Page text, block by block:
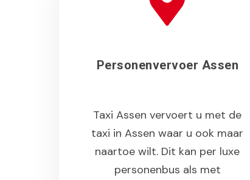
Personenvervoer Assen
Taxi Assen vervoert u met de
taxi in Assen waar u ook maar
naartoe wilt. Dit kan per luxe
personenbus als met